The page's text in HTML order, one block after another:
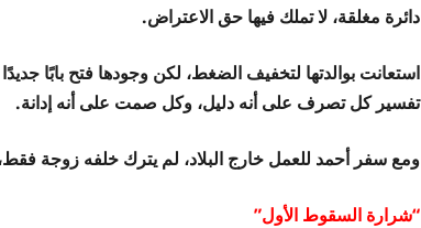
دائرة مغلقة، لا تملك فيها حق الاعتراض.
استعانت بوالدتها لتخفيف الضغط، لكن وجودها فتح بابًا
تفسير كل تصرف على أنه دليل، وكل صمت على أنه إدانة.
ومع سفر أحمد للعمل خارج البلاد، لم يترك خلفه زوجة
“شرارة السقوط الأول”